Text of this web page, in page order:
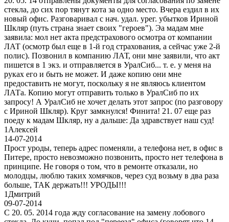
стекла, до сих пор тянут кота за одно место. Вчера ездил в их
новый офис. Разговаривал с нач. удал. урег. убытков Ириной
Шкляр (путь страна знает своих "героев"). Эа мадам мне
заявила: мол нет акта предстрахового осмотра от компании
ЛАТ (осмотр был еще в 1-й год страхования, а сейчас уже 2-й
полис). Позвонил в компанию ЛАТ, они мне заявили, что акт
пишется в 1 экз. и отправляется в УралСиб... т. е. у меня на
руках его и быть не может. И даже копию они мне
предоставить не могут, поскольку я не являюсь клиентом
ЛАТа. Копию могут отправить только в УралСиб по их
запросу! А УралСиб не хочет делать этот запрос (по разговору
с Ириной Шкляр). Круг замкнулся! Финита! 21. 07 еще раз
поеду к мадам Шкляр, ну а дальше: Да здравствует наш суд!
1 Алексей
14-07-2014
Прост уроды, теперь адрес поменяли, а телефона нет, в офис в
Питере, просто невозможно позвонить, просто нет телефона в
принципе. Не говоря о том, что в ремонте отказали, но
молодцы, люблю таких хомячков, через суд возьму в два раза
больше, ТАК держать!!! УРОДЫ!!!
1 Дмитрий
09-07-2014
С 20. 05. 2014 года жду согласование на замену лобового